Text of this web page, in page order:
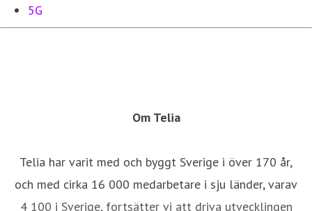
5G
Om Telia
Telia har varit med och byggt Sverige i över 170 år,
och med cirka 16 000 medarbetare i sju länder, varav
4 100 i Sverige, fortsätter vi att driva utvecklingen